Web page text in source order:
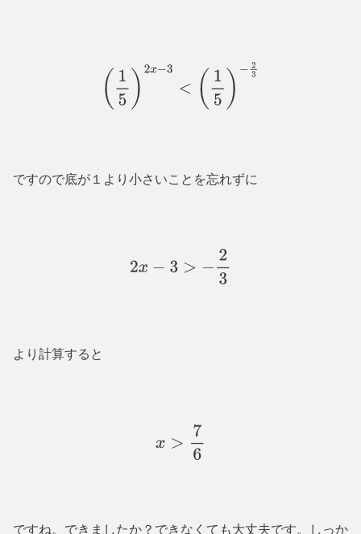
( 15 )2x−3 5 − 23
ですので底が１より小さいことを忘れずに
−3 >−
より計算すると
x >7 6
ですね。できましたか？できなくても大丈夫です。しっか